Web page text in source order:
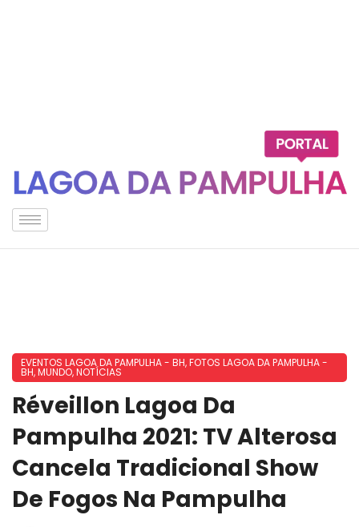
EVENTOS LAGOA DA PAMPULHA - BH,FOTOS LAGOA DA PAMPULHA -
BH,MUNDO,NOTÍCIAS
Réveillon Lagoa Da
Pampulha 2021: TV Alterosa
Cancela Tradicional Show
De Fogos Na Pampulha